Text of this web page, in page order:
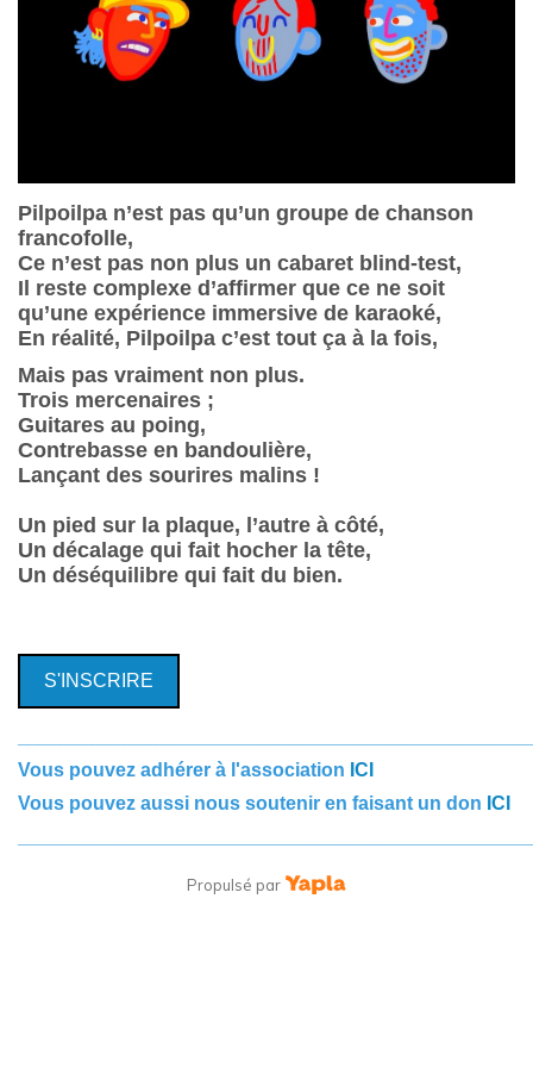
Pilpoilpa n’est pas qu’un groupe de chanson
francofolle,
Ce n’est pas non plus un cabaret blind-test,
Il reste complexe d’affirmer que ce ne soit
qu’une expérience immersive de karaoké,
En réalité, Pilpoilpa c’est tout ça à la fois,
Mais pas vraiment non plus.
Trois mercenaires ;
Guitares au poing,
Contrebasse en bandoulière,
Lançant des sourires malins !
Un pied sur la plaque, l’autre à côté,
Un décalage qui fait hocher la tête,
Un déséquilibre qui fait du bien.
S'INSCRIRE
Vous pouvez adhérer à l'association ICI
Vous pouvez aussi nous soutenir en faisant un don ICI
Propulsé par